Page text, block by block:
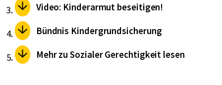
Video: Kinderarmut beseitigen!
Bündnis Kindergrundsicherung
Mehr zu Sozialer Gerechtigkeit lesen